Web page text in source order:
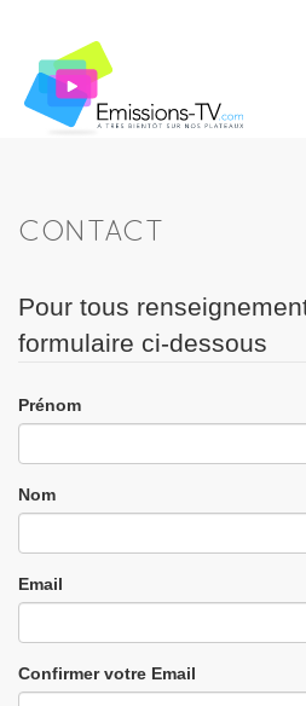
CONTACT
Pour tous
formulaire ci-dessous
Prénom
Nom
Email
Confirmer votre Email